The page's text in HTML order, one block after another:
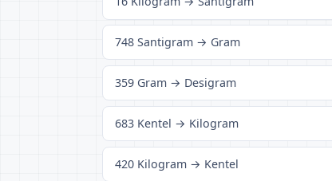
748 Santigram → Gram
359 Gram → Desigram
683 Kentel → Kilogram
420 Kilogram → Kentel